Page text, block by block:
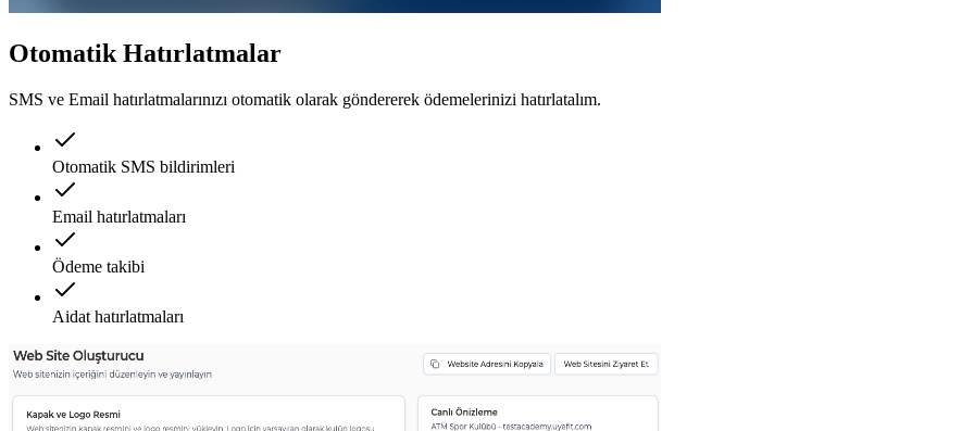
Otomatik Hatırlatmalar
SMS ve Email hatırlatmalarınızı otomatik olarak göndererek ödemelerinizi hatırlatalım.
Otomatik SMS bildirimleri
Email hatırlatmaları
Ödeme takibi
Aidat hatırlatmaları